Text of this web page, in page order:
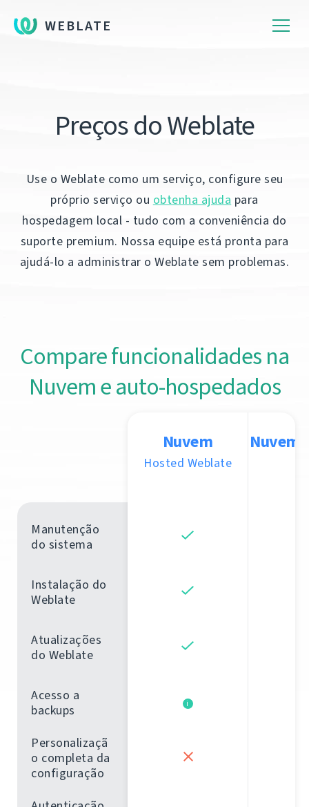
WEBLATE
Preços do Weblate
Use o Weblate como um serviço, configure seu
próprio serviço ou obtenha ajuda para
hospedagem local - tudo com a conveniência do
suporte premium. Nossa equipe está pronta para
ajudá-lo a administrar o Weblate sem problemas.
Compare funcionalidades na
Nuvem e auto-hospedados
Manutenção
do sistema
Instalação do
Weblate
Atualizações
do Weblate
Acesso a
backups
Personalizaçã
o completa da
configuração
Nuvem
Hosted Weblate
i
Nuvem